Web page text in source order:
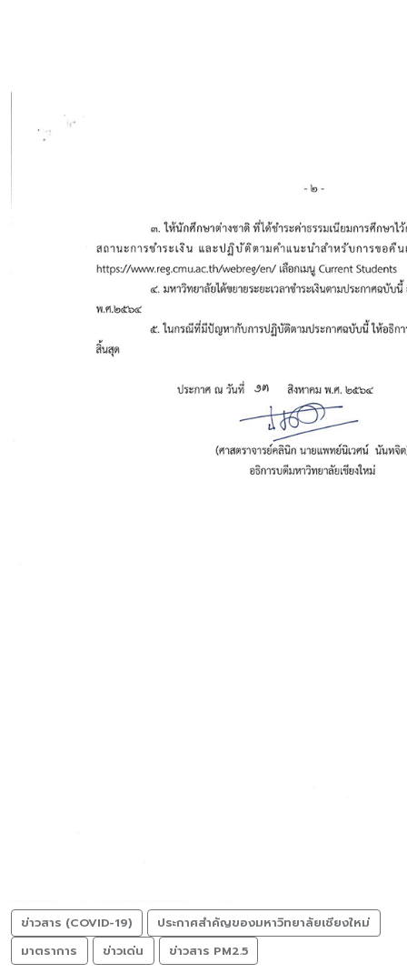
ข่าวสาร (COVID-19)
ประกาศสำคัญของมหาวิทยาลัยเชียงใหม่
มาตราการ
ข่าวเด่น ข่าวสาร PM2.5